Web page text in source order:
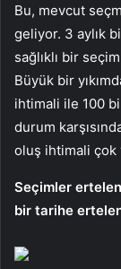
Bu, mevcut
geliyor. 3 aylık
sağlıklı bir
Büyük bir
ihtimali ile 100
durum
oluş ihtimali
Seçimler
bir tarihe